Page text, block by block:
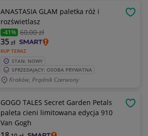
ANASTASIA GLAM paletka róż i
rozświetlasz
-41% 60,00 zł
KUP TERAZ
35zł
STAN: NOWY
SPRZEDAJĄCY: OSOBA PRYWATNA
Kraków, Prądnik Czerwony
GOGO TALES Secret Garden Petals
paleta cieni limitowana edycja 910
Van Gogh